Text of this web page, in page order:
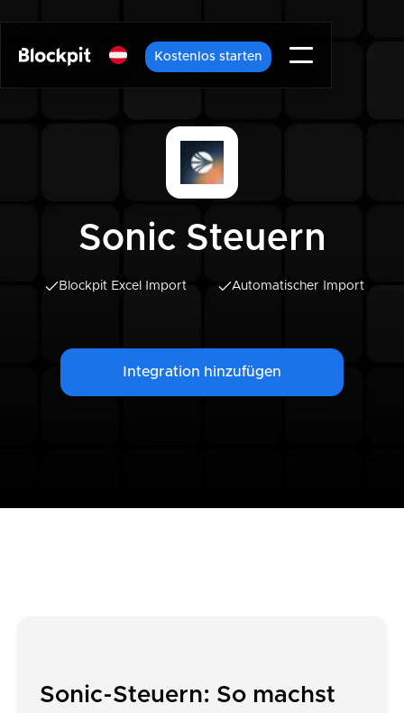
Kostenlos starten
Sonic Steuern
Blockpit Excel Import Automatischer Import
Integration hinzufügen
Sonic-Steuern: So machst